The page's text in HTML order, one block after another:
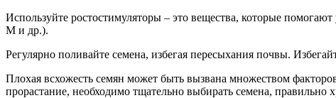
Используйте ростостимуляторы – это вещества, которые
М и др.).
Регулярно поливайте семена, избегая пересыхания почвы.
Плохая всхожесть семян может быть вызвана множеством
прорастание, необходимо тщательно выбирать семена, правильно